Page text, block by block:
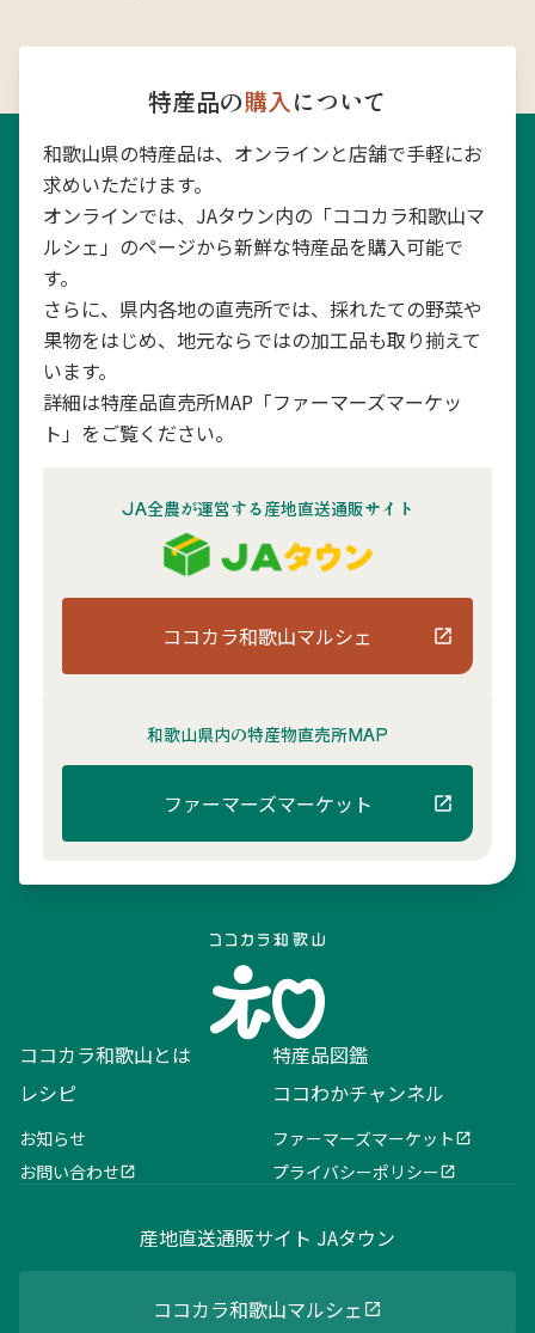
特産品の購入について
和歌山県の特産品は、オンラインと店舗で手軽にお
求めいただけます。
オンラインでは、JAタウン内の「ココカラ和歌山マ
ルシェ」のページから新鮮な特産品を購入可能で
す。
さらに、県内各地の直売所では、採れたての野菜や
果物をはじめ、地元ならではの加工品も取り揃えて
います。
詳細は特産品直売所MAP「ファーマーズマーケッ
ト」をご覧ください。
JA全農が運営する産地直送通販サイト
ココカラ和歌山マルシェ
和歌山県内の特産物直売所MAP
ファーマーズマーケット
ココカラ和歌山とは
特産品図鑑
レシピ
ココわかチャンネル
お知らせ
ファーマーズマーケット
お問い合わせ
プライバシーポリシー
産地直送通販サイト JAタウン
ココカラ和歌山マルシェ